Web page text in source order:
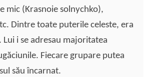
mic (Krasnoie solnychko),
Dintre toate puterile celeste, era
i se adresau majoritatea
Fiecare grupare putea
său încarnat.